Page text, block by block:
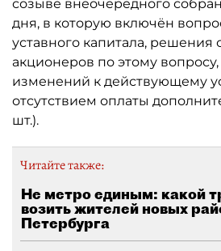
созыве внеочередного
дня, в которую включён
уставного капитала, решения
акционеров по этому вопросу,
изменений к действующему
отсутствием оплаты
шт.).
Читайте также:
Не метро единым: какой
возить жителей новых
Петербурга